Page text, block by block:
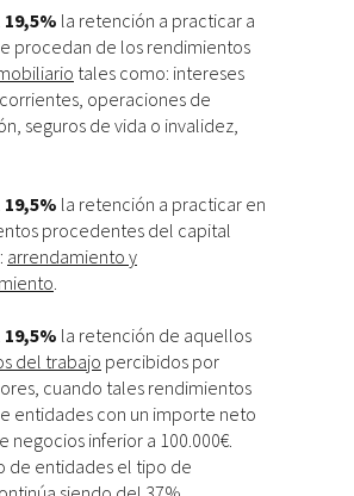
19,5% la retención a practicar a
procedan de los rendimientos
tales como: intereses
operaciones de
seguros de vida o invalidez,
19,5% la retención a practicar en
procedentes del capital
arrendamiento y
.
19,5% la retención de aquellos
del trabajo percibidos por
cuando tales rendimientos
entidades con un importe neto
negocios inferior a 100.000€.
de entidades el tipo de